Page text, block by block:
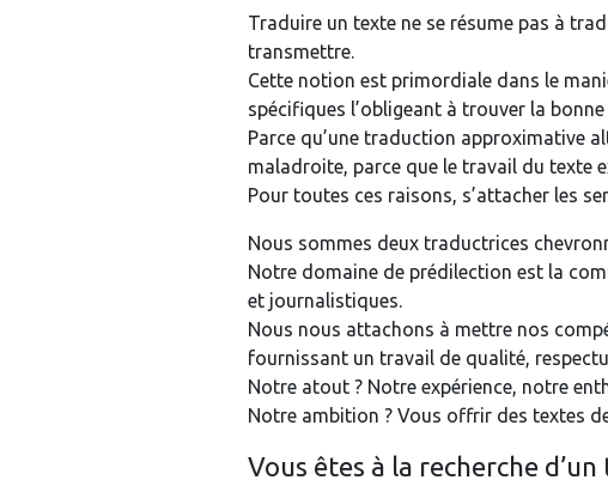
Traduire un texte ne se résume pas à
transmettre.
Cette notion est primordiale dans le
spécifiques l’obligeant à trouver la
Parce qu’une traduction approximative
maladroite, parce que le travail du texte
Pour toutes ces raisons, s’attacher les
Nous sommes deux traductrices
Notre domaine de prédilection est la
et journalistiques.
Nous nous attachons à mettre nos
fournissant un travail de qualité,
Notre atout ? Notre expérience, notre
Notre ambition ? Vous offrir des textes
Vous êtes à la recherche